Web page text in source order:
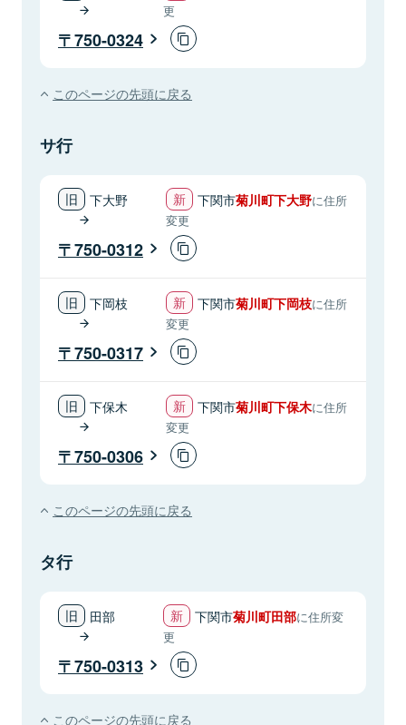
更
750-0324
このページの先頭に戻る
サ行
下大野 下関市菊川町下大野に住所
変更
750-0312
下岡枝 下関市菊川町下岡枝に住所
変更
750-0317
下保木 下関市菊川町下保木に住所
変更
750-0306
このページの先頭に戻る
タ行
田部 下関市菊川町田部に住所変
更
750-0313
このページの先頭に戻る